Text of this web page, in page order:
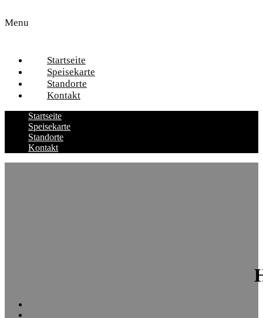
Menu
Startseite
Speisekarte
Standorte
Kontakt
Startseite
Speisekarte
Standorte
Kontakt